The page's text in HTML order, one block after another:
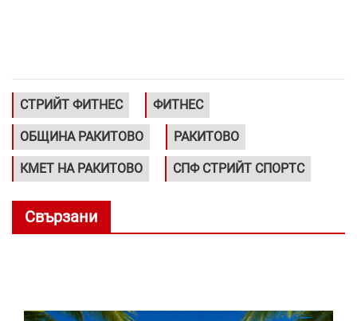
СТРИЙТ ФИТНЕС ФИТНЕС
ОБЩИНА РАКИТОВО РАКИТОВО
КМЕТ НА РАКИТОВО СПФ СТРИЙТ СПОРТС
Свързани